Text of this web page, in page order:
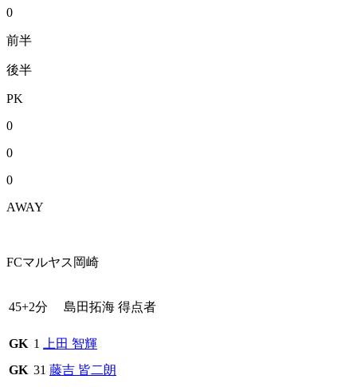
0
前半
後半
PK
0
0
0
AWAY
FCマルヤス岡崎
45+2分 島田拓海 得点者
GK 1
上田 智輝
GK 31 藤吉 皆二朗